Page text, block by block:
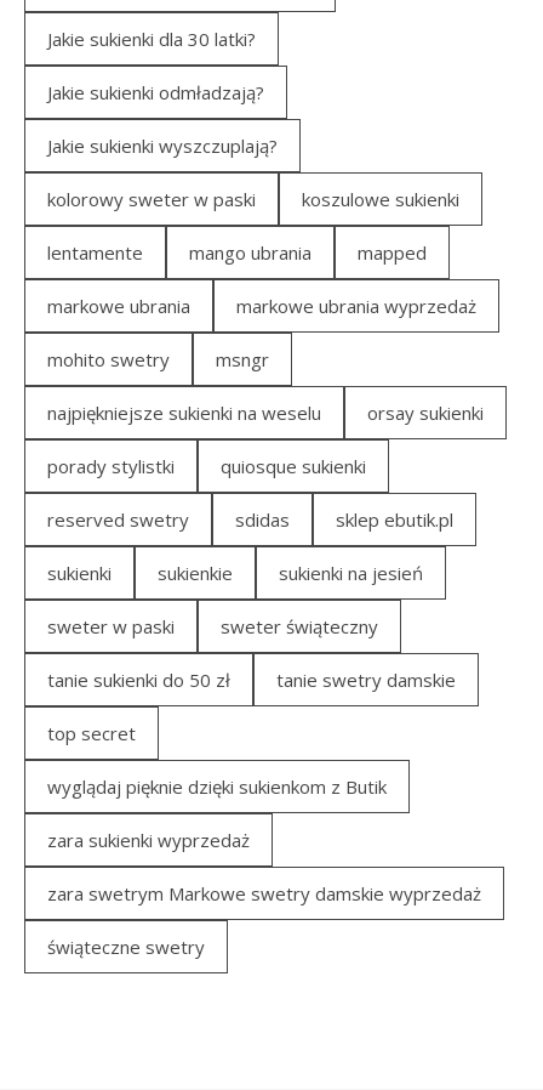
Jakie sukienki dla 30 latki?
Jakie sukienki odmładzają?
Jakie sukienki wyszczuplają?
kolorowy sweter w paski koszulowe sukienki
lentamente mango ubrania mapped
markowe ubrania markowe ubrania wyprzedaż
mohito swetry msngr
najpiękniejsze sukienki na weselu orsay sukienki
porady stylistki quiosque sukienki
reserved swetry sdidas sklep ebutik.pl
sukienki sukienkie sukienki na jesień
sweter w paski sweter świąteczny
tanie sukienki do 50 zł tanie swetry damskie
top secret
wyglądaj pięknie dzięki sukienkom z Butik
zara sukienki wyprzedaż
zara swetrym Markowe swetry damskie wyprzedaż
świąteczne swetry